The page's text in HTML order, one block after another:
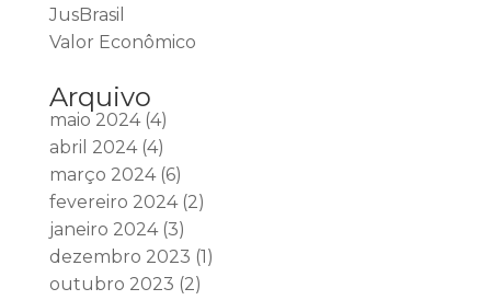
JusBrasil
Valor Econômico
Arquivo
maio 2024(4)
abril 2024(4)
março 2024(6)
fevereiro 2024(2)
janeiro 2024(3)
dezembro 2023 (1)
outubro 2023 (2)